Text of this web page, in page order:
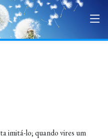
imitá-lo; quando vires um